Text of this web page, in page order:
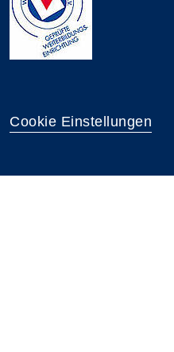
Cookie Einstellungen